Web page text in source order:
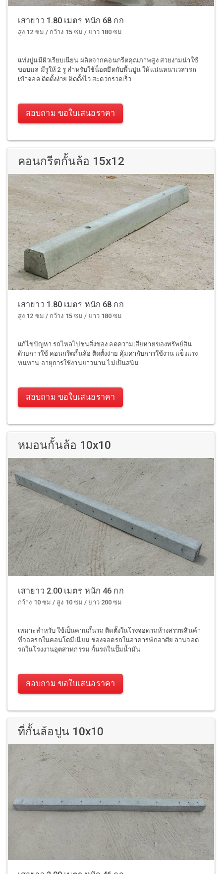
เสายาว 1.80 เมตร หนัก 68 กก
สูง 12 ซม / กว้าง 15 ซม / ยาว 180 ซม
แท่งปูนมีผิวเรียบเนียน ผลิตจากคอนกรีตคุณภาพสูง สวยงามน่าใช้
ขอบมล มีรูให้ 2 รู สำหรับใช้น็อตยึดกับพื้นปูน ให้แน่นหนาเวลารถ
เข้าจอด ติดตั้งง่าย ติดตั้งไว สะดวกรวดเร็ว
สอบถาม ขอใบเสนอราคา
คอนกรีตกั้นล้อ 15x12
เสายาว 1.80 เมตร หนัก 68 กก
สูง 12 ซม / กว้าง 15 ซม / ยาว 180 ซม
แก้ไขปัญหา รถไหลไปชนสิ่งของ ลดความเสียหายของทรัพย์สิน
ด้วยการใช้ คอนกรีตกั้นล้อ ติดตั้งง่าย คุ้มค่ากับการใช้งาน แข็งแรง
ทนทาน อายุการใช้งานยาวนาน ไม่เป็นสนิม
สอบถาม ขอใบเสนอราคา
หมอนกั้นล้อ 10x10
เสายาว 2.00 เมตร หนัก 46 กก
กว้าง 10 ซม / สูง 10 ซม / ยาว 200 ซม
เหมาะสำหรับ ใช้เป็นคานกั้นรถ ติดตั้งในโรงจอดรถห้างสรรพสินค้า
ที่จอดรถในคอนโดมีเนียม ช่องจอดรถในอาคารพักอาศัย ลานจอด
รถในโรงงานอุตสาหกรรม กั้นรถในปั๊มน้ำมัน
สอบถาม ขอใบเสนอราคา
ที่กั้นล้อปูน 10x10